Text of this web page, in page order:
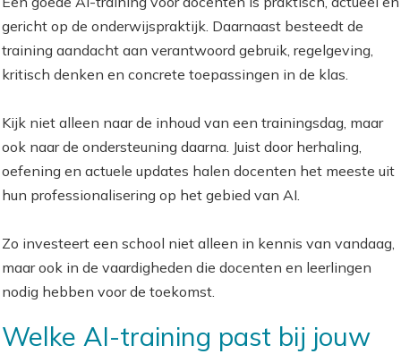
gericht op de onderwijspraktijk. Daarnaast besteedt de
training aandacht aan verantwoord gebruik, regelgeving,
kritisch denken en concrete toepassingen in de klas.
Kijk niet alleen naar de inhoud van een trainingsdag, maar
ook naar de ondersteuning daarna. Juist door herhaling,
oefening en actuele updates halen docenten het meeste uit
hun professionalisering op het gebied van AI.
Zo investeert een school niet alleen in kennis van vandaag,
maar ook in de vaardigheden die docenten en leerlingen
nodig hebben voor de toekomst.
Welke AI-training past bij jouw